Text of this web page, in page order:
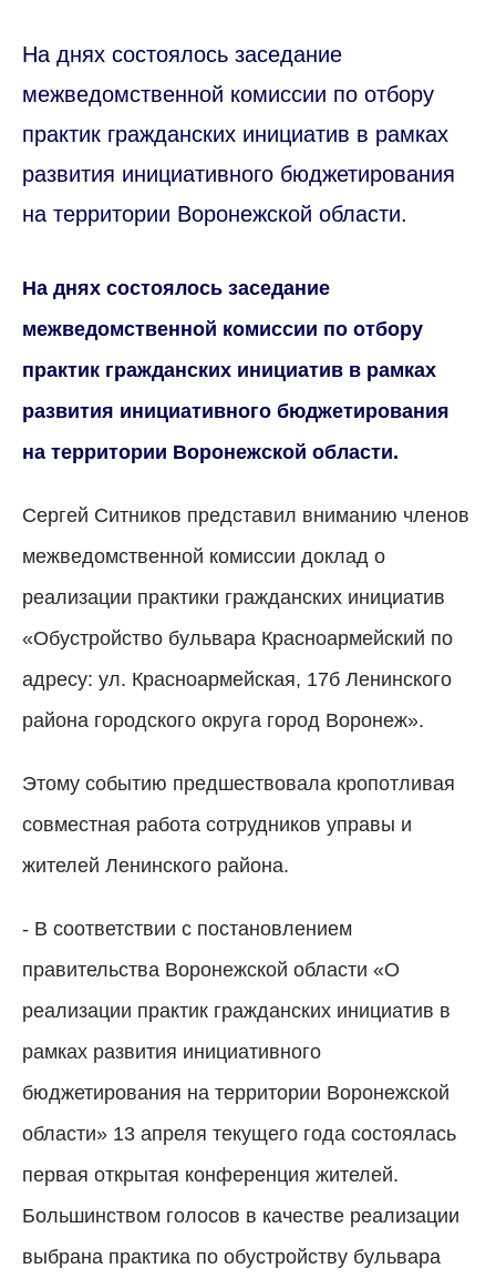
На днях состоялось заседание
межведомственной комиссии по отбору
практик гражданских инициатив в рамках
развития инициативного бюджетирования
на территории Воронежской области.
На днях состоялось заседание
межведомственной комиссии по отбору
практик гражданских инициатив в рамках
развития инициативного бюджетирования
на территории Воронежской области.
Сергей Ситников представил вниманию членов
межведомственной комиссии доклад о
реализации практики гражданских инициатив
«Обустройство бульвара Красноармейский по
адресу: ул. Красноармейская, 17б Ленинского
района городского округа город Воронеж».
Этому событию предшествовала кропотливая
совместная работа сотрудников управы и
жителей Ленинского района.
- В соответствии с постановлением
правительства Воронежской области «О
реализации практик гражданских инициатив в
рамках развития инициативного
бюджетирования на территории Воронежской
области» 13 апреля текущего года состоялась
первая открытая конференция жителей.
Большинством голосов в качестве реализации
выбрана практика по обустройству бульвара